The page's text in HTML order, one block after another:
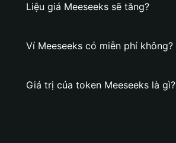
Liệu giá Meeseeks sẽ tăng?
Ví Meeseeks có miễn phí không?
Giá trị của token Meeseeks là gì?